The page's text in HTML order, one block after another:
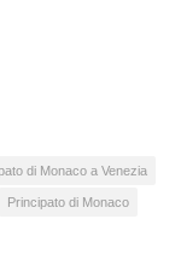
di Monaco a Venezia
Principato di Monaco